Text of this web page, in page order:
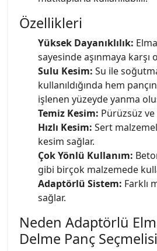
Özellikleri
Yüksek Dayanıklılık:
sayesinde aşınmaya karşı
Sulu Kesim: Su ile
kullanıldığında hem
işlenen yüzeyde yanma
Temiz Kesim: Pürüzsüz
Hızlı Kesim: Sert
kesim sağlar.
Çok Yönlü Kullanım:
gibi birçok malzemede
Adaptörlü Sistem: Farklı
sağlar.
Neden Adaptörlü
Delme Panç